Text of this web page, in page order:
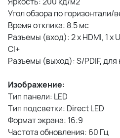
Угол обзора по горизонтали/
Время отклика: 8.5 мс
Разъемы (вход): 2 х HDMI, 1 х
CI+
Разъемы (выход): S/PDIF, для
Изображение:
Тип панели: LED
Тип подсветки: Direct LED
Формат экрана: 16:9
Частота обновления: 60 Гц